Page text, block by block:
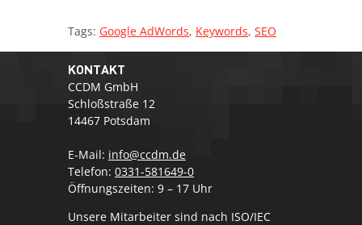
Tags: Google AdWords, Keywords, SEO
KONTAKT
CCDM GmbH
Schloßstraße 12
14467 Potsdam
E-Mail: info@ccdm.de
Telefon: 0331-581649-0
Öffnungszeiten: 9 – 17 Uhr
Unsere Mitarbeiter sind nach ISO/IEC